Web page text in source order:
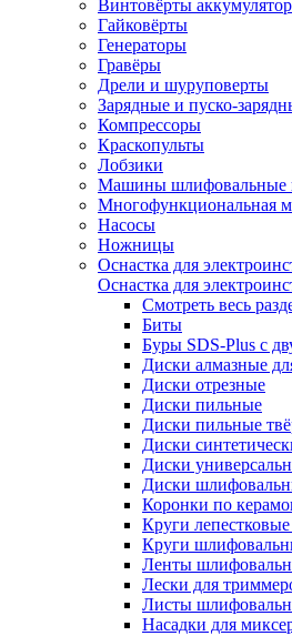
Винтовёрты
Гайковёрты
Генераторы
Гравёры
Дрели и шуруповерты
Зарядные и пуско-
Компрессоры
Краскопульты
Лобзики
Машины шлифовальные
Многофункциональная
Насосы
Ножницы
Оснастка для
Оснастка для
Смотреть весь
Биты
Буры SDS-Plus c
Диски алмазные
Диски отрезные
Диски пильные
Диски пильные
Диски
Диски
Диски
Коронки по
Круги
Круги
Ленты
Лески для
Листы
Насадки для